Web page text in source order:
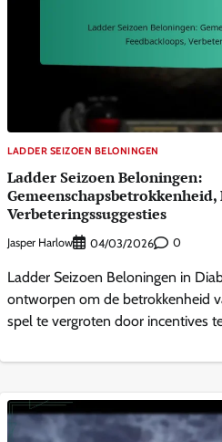
LADDER SEIZOEN BELONINGEN
Ladder Seizoen Beloningen:
Gemeenschapsbetrokkenheid,
Verbeteringssuggesties
Jasper Harlow 04/03/2026 0
Ladder Seizoen Beloningen in
ontworpen om de betrokkenheid
spel te vergroten door incentives